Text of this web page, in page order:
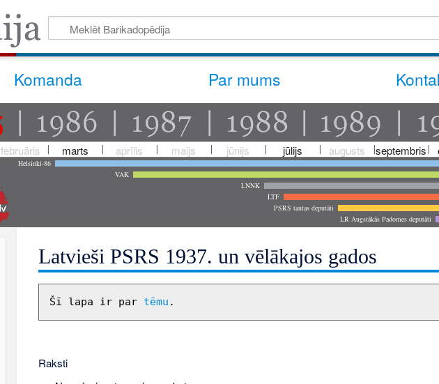
Komanda Par mums
februāris marts aprīlis maijs jūnijs jūlijs augusts septembris
Helsinki-86
VAK
LNNK
LTF
PSRS tautas deputāti
LR Augstākās Padomes deputāti
Latvieši PSRS 1937. un vēlākajos gados
Šī lapa ir par tēmu
Raksti